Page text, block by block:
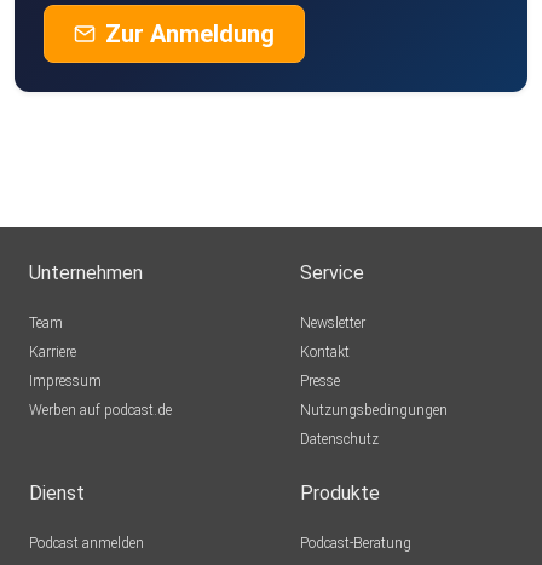
Zur Anmeldung
Unternehmen
Team
Karriere
Impressum
Werben auf podcast.de
Service
Newsletter
Kontakt
Presse
Nutzungsbedingungen
Datenschutz
Dienst
Podcast anmelden
Produkte
Podcast-Beratung